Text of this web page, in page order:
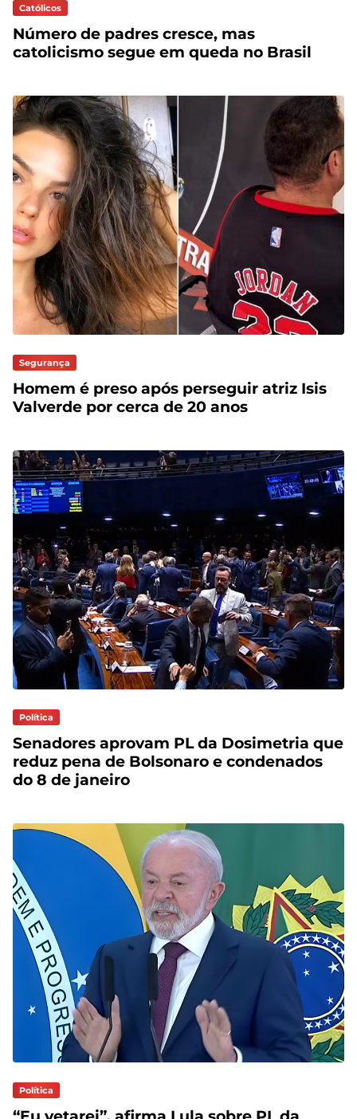
Católicos
Número de padres cresce, mas
catolicismo segue em queda no Brasil
Segurança
Homem é preso após perseguir atriz Isis
Valverde por cerca de 20 anos
Política
Senadores aprovam PL da Dosimetria que
reduz pena de Bolsonaro e condenados
do 8 de janeiro
Política